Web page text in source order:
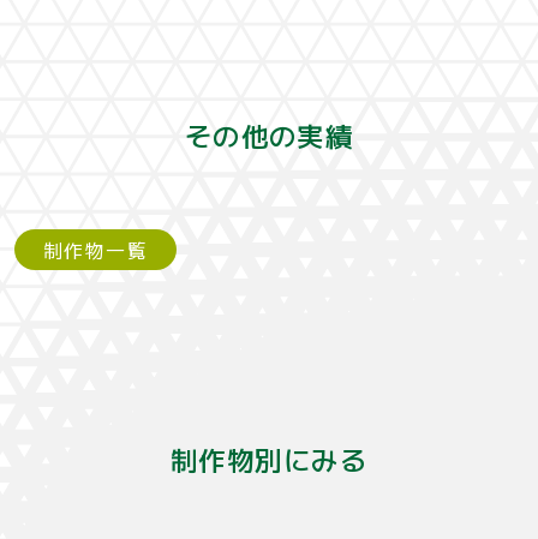
その他の実績
制作物一覧
制作物別にみる